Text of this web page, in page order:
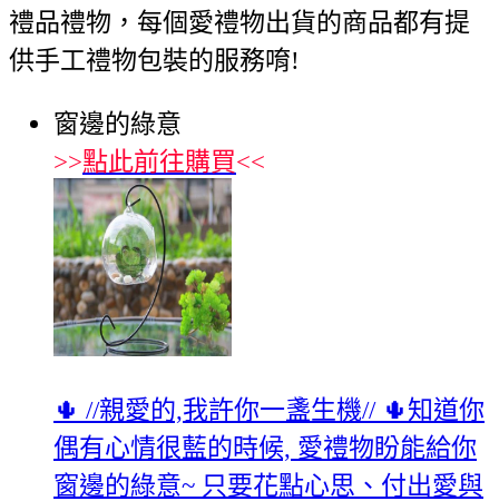
禮品禮物，每個愛禮物出貨的商品都有提
供手工禮物包裝的服務唷!
窗邊的綠意
>>點此前往購買<<
🌵 //親愛的,我許你一盞生機// 🌵知道你
偶有心情很藍的時候, 愛禮物盼能給你
窗邊的綠意~ 只要花點心思、付出愛與